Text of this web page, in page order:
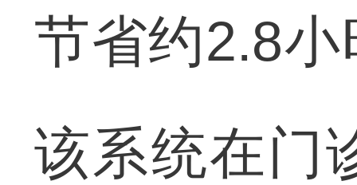
节省约2.8
该系统在门